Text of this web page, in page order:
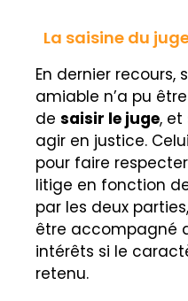
La saisine du
En dernier recours,
amiable n’a pu
de saisir le juge, et
agir en justice.
pour faire
litige en fonction
par les deux
être accompagné
intérêts si le
retenu.